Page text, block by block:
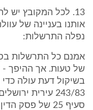
13. לכל המקובץ
אותנו בעניינה של
נפלה התרשלות:
אמנם כל התרשלות
של טעות. אך ההיפך -
בשיקול דעת עולה